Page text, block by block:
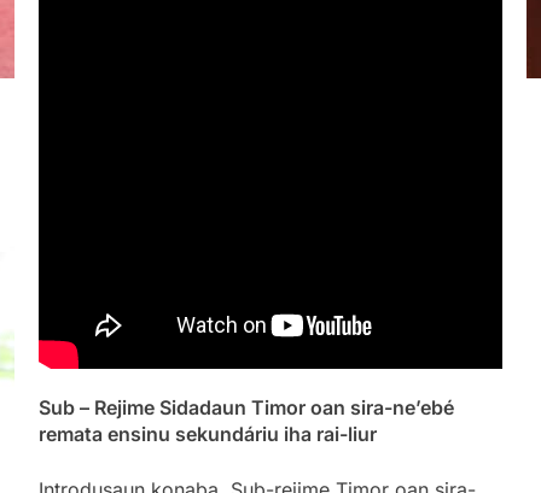
Sub – Rejime Sidadaun Timor oan sira-ne’ebé
remata ensinu sekundáriu iha rai-liur